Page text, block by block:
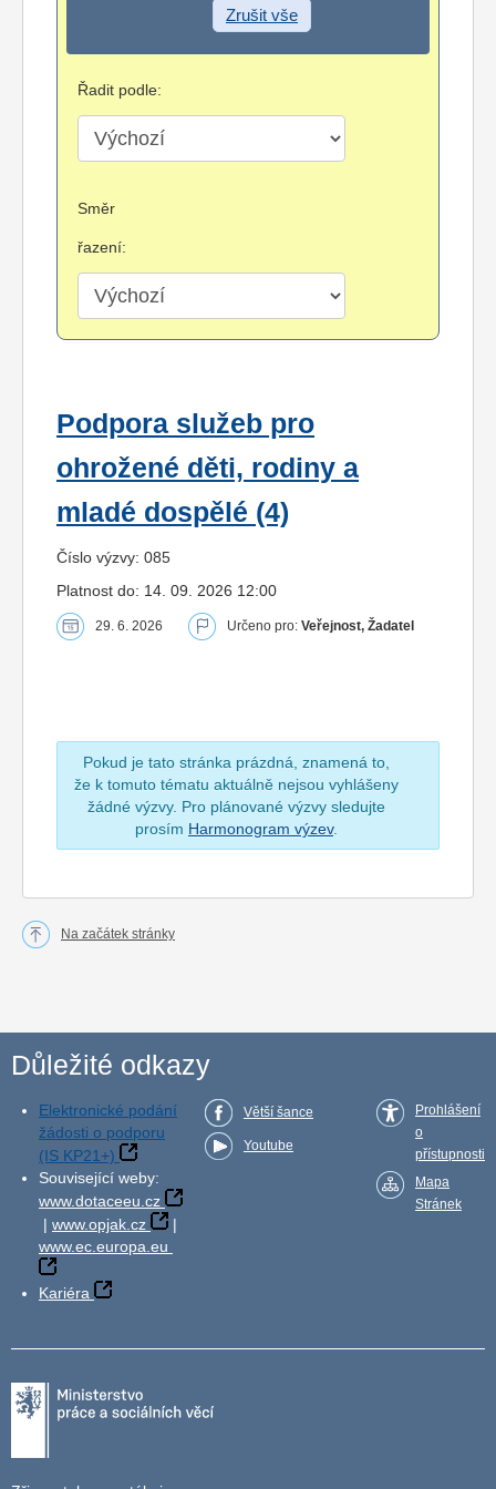
Zrušit vše
Řadit podle:
Směr
řazení:
Podpora služeb pro
ohrožené děti, rodiny a
mladé dospělé (4)
Číslo výzvy: 085
Platnost do: 14. 09. 2026 12:00
29. 6. 2026 Určeno pro: Veřejnost, Žadatel
Pokud je tato stránka prázdná, znamená to,
že k tomuto tématu aktuálně nejsou vyhlášeny
žádné výzvy. Pro plánované výzvy sledujte
prosím Harmonogram výzev.
Na začátek stránky
Důležité odkazy
Elektronické podání
žádosti o podporu
(IS KP21+)
Související weby:
www.dotaceeu.cz
| www.opjak.cz
|
www.ec.europa.eu
Kariéra
Větší šance
Youtube
Prohlášení
o
přístupnosti
Mapa
Stránek